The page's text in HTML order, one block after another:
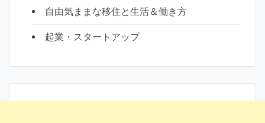
自由気ままな移住と生活＆働き方
起業・スタートアップ